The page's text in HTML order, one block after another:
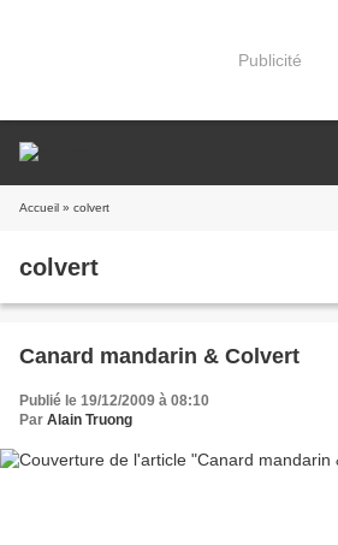
Publicité
Accueil » colvert
colvert
Canard mandarin & Colvert
Publié le 19/12/2009 à 08:10
Par Alain Truong